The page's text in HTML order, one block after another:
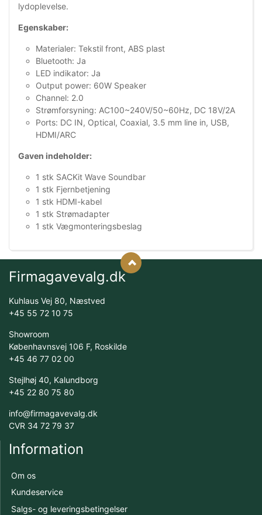
lydoplevelse.
Egenskaber:
Materialer: Tekstil front, ABS plast
Bluetooth: Ja
LED indikator: Ja
Output power: 60W Speaker
Channel: 2.0
Strømforsyning: AC100~240V/50~60Hz, DC 18V/2A
Ports: DC IN, Optical, Coaxial, 3.5 mm line in, USB,
HDMI/ARC
Gaven indeholder:
1 stk SACKit Wave Soundbar
1 stk Fjernbetjening
1 stk HDMI-kabel
1 stk Strømadapter
1 stk Vægmonteringsbeslag
Firmagavevalg.dk
Kuhlaus Vej 80, Næstved
+45 55 72 10 75
Showroom
Københavnsvej 106 F, Roskilde
+45 46 77 02 00
Stejlhøj 40, Kalundborg
+45 22 80 75 80
info@firmagavevalg.dk
CVR 34 72 79 37
Information
Om os
Kundeservice
Salgs- og leveringsbetingelser